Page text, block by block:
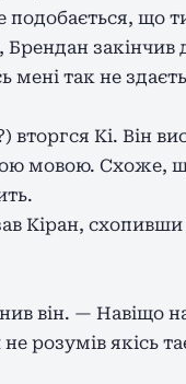
що
Брендан
так не
Кі. Він
мовою. Схоже,
Кіран, схопивши
він. — Навіщо
розумів якісь